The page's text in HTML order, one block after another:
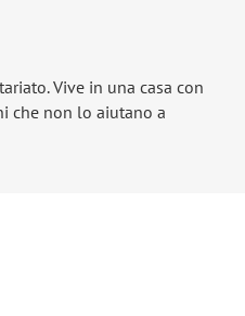
Vive in una casa con
che non lo aiutano a